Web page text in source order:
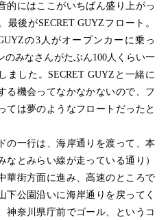
的にはここがいちばん盛り上がっ
最後がSECRET GUYZフロート。
の3人がオープンカーに乗っ
のみなさんがたぶん100人くらい一
ました。SECRET GUYZと一緒に
る機会ってなかなかないので、フ
ては夢のようなフロートだったと
の一行は、海岸通りを渡って、本
なとみらい線が走っている通り）
華街方面に進み、高速のところで
下公園沿いに海岸通りを戻ってく
神奈川県庁前でゴール、というコ